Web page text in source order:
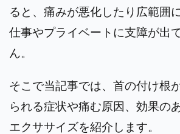
ると、痛みが悪化したり広範囲
仕事やプライベートに支障が出
ん。
そこで当記事では、首の付け根
られる症状や痛む原因、効果の
エクササイズを紹介します。